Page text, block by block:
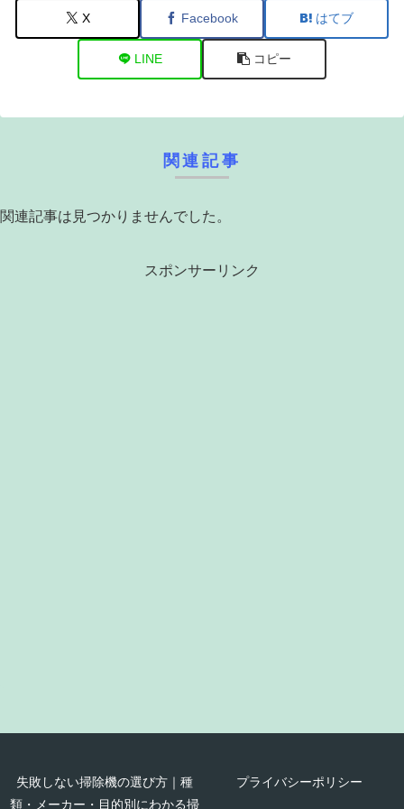
X Facebook はてブ
LINE コピー
関連記事
関連記事は見つかりませんでした。
スポンサーリンク
失敗しない掃除機の選び方｜種
類・メーカー・目的別にわかる掃
プライバシーポリシー